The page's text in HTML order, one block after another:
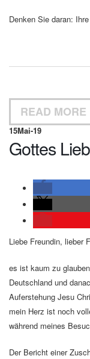
Denken Sie daran:
READ MORE
15Mai-19
Gottes
Liebe Freundin, lieber
es ist kaum zu
Deutschland und
Auferstehung Jesu
mein Herz ist noch
während meines
Der Bericht einer